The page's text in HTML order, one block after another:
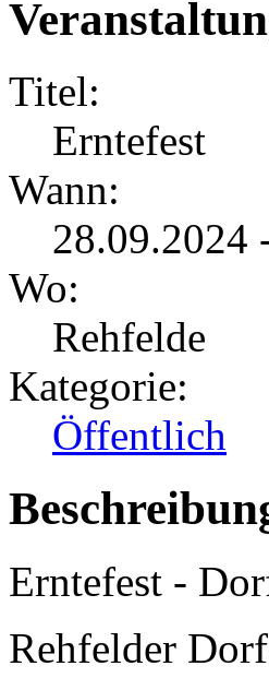
Titel:
Erntefest
Wann:
28.09.2024
Wo:
Rehfelde
Kategorie:
Öffentlich
Erntefest -
Rehfelder